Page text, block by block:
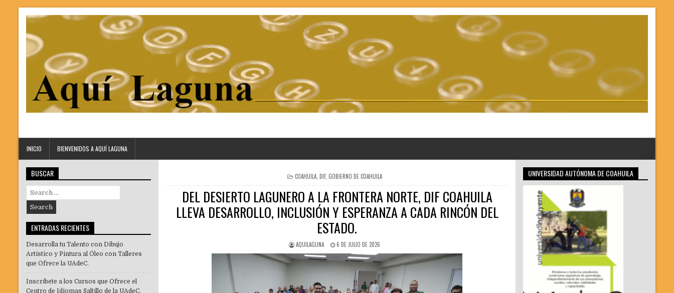
INICIO BIENVENIDOS A AQUÍ LAGUNA
POSTED
IN
COAHUILA, DIF, GOBIERNO DE COAHUILA
DEL DESIERTO LAGUNERO A LA FRONTERA NORTE, DIF COAHUILA
LLEVA DESARROLLO, INCLUSIÓN Y ESPERANZA A CADA RINCÓN DEL
ESTADO.
AQUILAGUNA 6 DE JULIO DE 2026
BUSCAR
Search
for:
ENTRADAS RECIENTES
Desarrolla tu Talento con Dibujo
Artístico y Pintura al Óleo con Talleres
que Ofrece la UAdeC.
Inscríbete a los Cursos que Ofrece el
Centro de Idiomas Saltillo de la UAdeC.
UNIVERSIDAD AUTÓNOMA DE COAHUILA